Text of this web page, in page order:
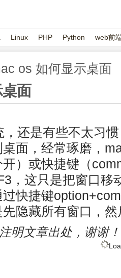
Linux PHP Python web前
os 如何显示桌面
桌面
，还是有些不太习
面，经常琢磨，
）或快捷键（
，这只是把窗口移
快捷键
隐藏所有窗口，
明文章出处，谢谢！